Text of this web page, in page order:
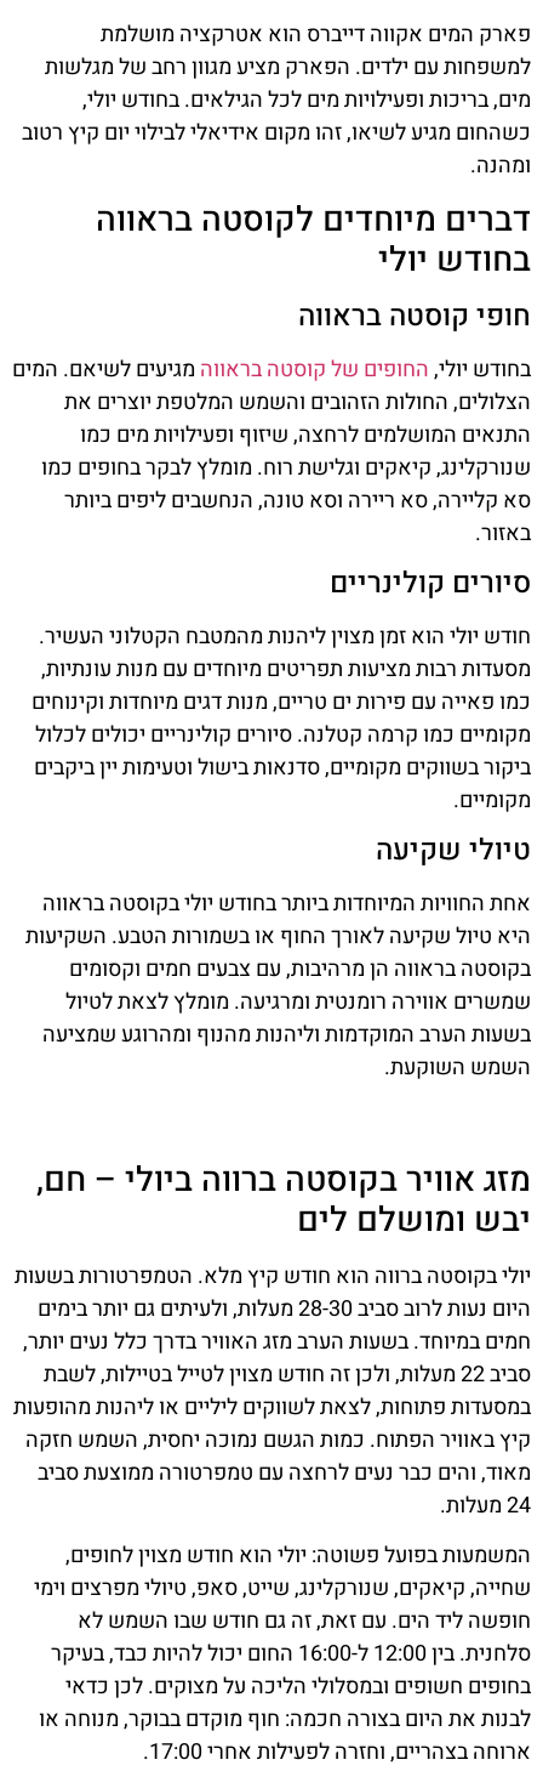
פארק המים אקווה דייברס הוא אטרקציה מושלמת
למשפחות עם ילדים. הפארק מציע מגוון רחב של מגלשות
מים, בריכות ופעילויות מים לכל הגילאים. בחודש יולי,
כשהחום מגיע לשיאו, זהו מקום אידיאלי לבילוי יום קיץ רטוב
ומהנה.
דברים מיוחדים לקוסטה בראווה
בחודש יולי
חופי קוסטה בראווה
בחודש יולי,החופים של קוסטה בראווה מגיעים לשיאם. המים
הצלולים, החולות הזהובים והשמש המלטפת יוצרים את
התנאים המושלמים לרחצה, שיזוף ופעילויות מים כמו
שנורקלינג, קיאקים וגלישת רוח. מומלץ לבקר בחופים כמו
סא קליירה, סא ריירה וסא טונה, הנחשבים ליפים ביותר
באזור.
סיורים קולינריים
חודש יולי הוא זמן מצוין ליהנות מהמטבח הקטלוני העשיר.
מסעדות רבות מציעות תפריטים מיוחדים עם מנות עונתיות,
כמו פאייה עם פירות ים טריים, מנות דגים מיוחדות וקינוחים
מקומיים כמו קרמה קטלנה. סיורים קולינריים יכולים לכלול
ביקור בשווקים מקומיים, סדנאות בישול וטעימות יין ביקבים
מקומיים.
טיולי שקיעה
אחת החוויות המיוחדות ביותר בחודש יולי בקוסטה בראווה
היא טיול שקיעה לאורך החוף או בשמורות הטבע. השקיעות
בקוסטה בראווה הן מרהיבות, עם צבעים חמים וקסומים
שמשרים אווירה רומנטית ומרגיעה. מומלץ לצאת לטיול
בשעות הערב המוקדמות וליהנות מהנוף ומהרוגע שמציעה
השמש השוקעת.
מזג אוויר בקוסטה ברווה ביולי – חם,
יבש ומושלם לים
יולי בקוסטה ברווה הוא חודש קיץ מלא. הטמפרטורות בשעות
היום נעות לרוב סביב 28-30 מעלות, ולעיתים גם יותר בימים
חמים במיוחד. בשעות הערב מזג האוויר בדרך כלל נעים יותר,
סביב 22 מעלות, ולכן זה חודש מצוין לטייל בטיילות, לשבת
במסעדות פתוחות, לצאת לשווקים ליליים או ליהנות מהופעות
קיץ באוויר הפתוח. כמות הגשם נמוכה יחסית, השמש חזקה
מאוד, והים כבר נעים לרחצה עם טמפרטורה ממוצעת סביב
24 מעלות.
המשמעות בפועל פשוטה: יולי הוא חודש מצוין לחופים,
שחייה, קיאקים, שנורקלינג, שייט, סאפ, טיולי מפרצים וימי
חופשה ליד הים. עם זאת, זה גם חודש שבו השמש לא
סלחנית. בין 12:00 ל-16:00 החום יכול להיות כבד, בעיקר
בחופים חשופים ובמסלולי הליכה על מצוקים. לכן כדאי
לבנות את היום בצורה חכמה: חוף מוקדם בבוקר, מנוחה או
ארוחה בצהריים, וחזרה לפעילות אחרי 17:00.